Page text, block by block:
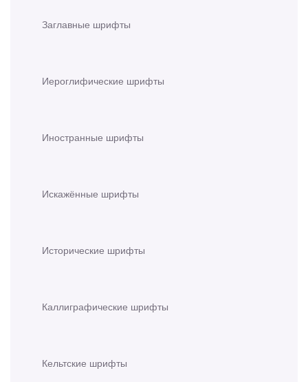
Заглавные шрифты
Иероглифические шрифты
Иностранные шрифты
Искажённые шрифты
Исторические шрифты
Каллиграфические шрифты
Кельтские шрифты